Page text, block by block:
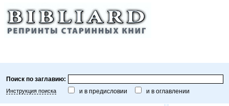
Поиск по заглавию:
Инструкция поиска и в предисловии и в оглавлении